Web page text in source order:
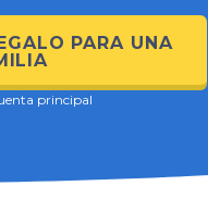
PARA UNA
principal